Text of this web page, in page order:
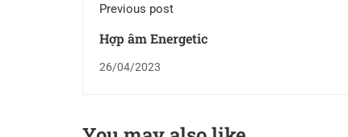
Previous post
Hợp âm Energetic
26/04/2023